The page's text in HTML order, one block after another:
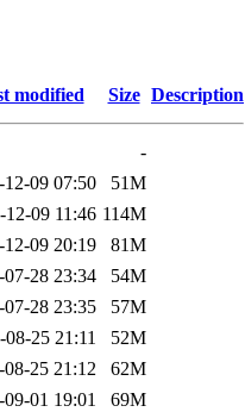
modified Size Description
-
12-09 07:50
51M
12-09 11:46 114M
12-09 20:19
81M
07-28 23:34
54M
07-28 23:35
57M
08-25 21:11
52M
08-25 21:12
62M
09-01 19:01
69M